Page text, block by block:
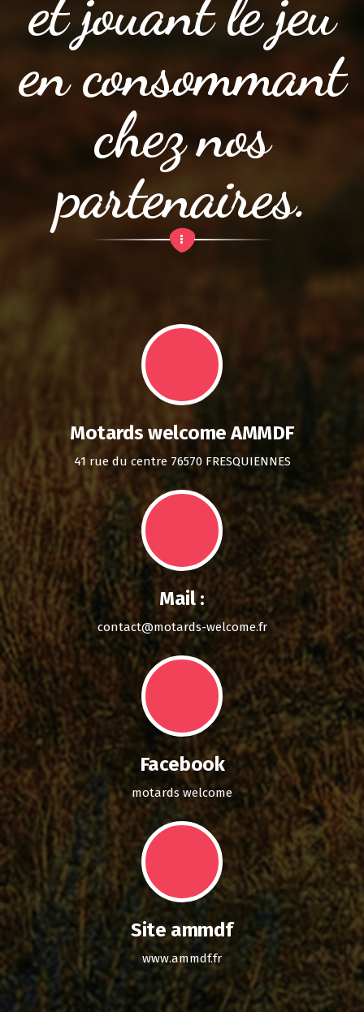
en consommant
chez nos
partenaires.
Motards welcome AMMDF
41 rue du centre 76570 FRESQUIENNES
Mail :
contact@motards-welcome.fr
Facebook
motards welcome
Site ammdf
www.ammdf.fr